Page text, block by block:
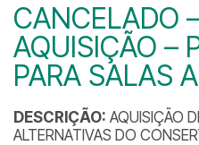
CANCELADO
AQUISIÇÃO –
PARA SALAS
DESCRIÇÃO: AQUISIÇÃO
ALTERNATIVAS DO